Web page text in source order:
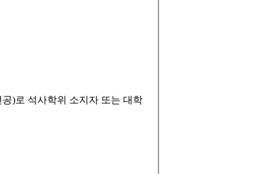
공)로 석사학위 소지자 또는 대학